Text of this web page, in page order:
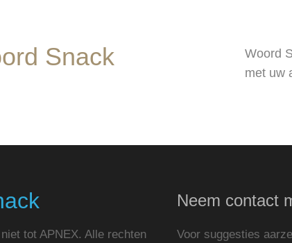
Snack
Woord
met uw
tot APNEX. Alle rechten
Neem contact
Voor suggesties